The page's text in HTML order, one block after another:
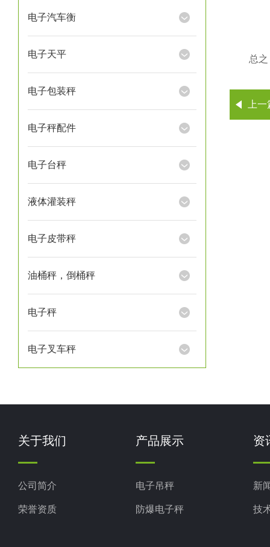
电子汽车衡
电子天平
电子包装秤
电子秤配件
电子台秤
液体灌装秤
电子皮带秤
油桶秤，倒桶秤
电子秤
电子叉车秤
总之，
上
关于我们
公司简介
荣誉资质
产品展示
电子吊秤
防爆电子秤
资
新
技